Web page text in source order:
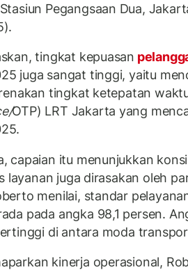
Pegangsaan Dua,
tingkat kepuasan
juga sangat tinggi, yaitu
tingkat ketepatan
OTP) LRT Jakarta yang
capaian itu menunjukkan
layanan juga dirasakan oleh
menilai, standar
pada angka 98,1 persen.
di antara moda
kinerja operasional,